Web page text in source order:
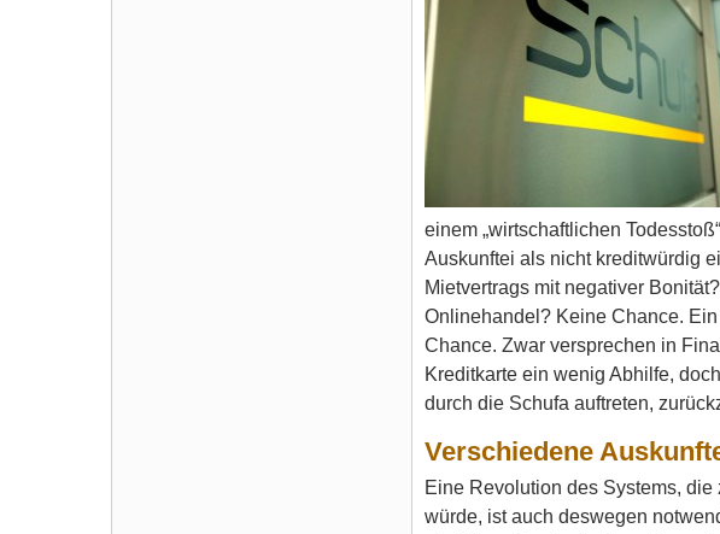
einem „wirtschaftlichen
Auskunftei als nicht kreditwürdig
Mietvertrags mit negativer
Onlinehandel? Keine Chance.
Chance. Zwar versprechen in
Kreditkarte ein wenig Abhilfe,
durch die Schufa auftreten,
Verschiedene
Eine Revolution des Systems,
würde, ist auch deswegen